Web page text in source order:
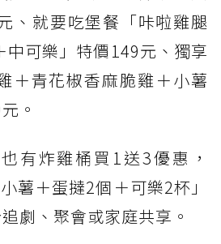
、就要吃堡餐「咔啦雞腿
中可樂」特價149元、獨享
＋青花椒香麻脆雞＋小薯
。
有炸雞桶買1送3優惠，
薯＋蛋撻2個＋可樂2杯」
劇、聚會或家庭共享。